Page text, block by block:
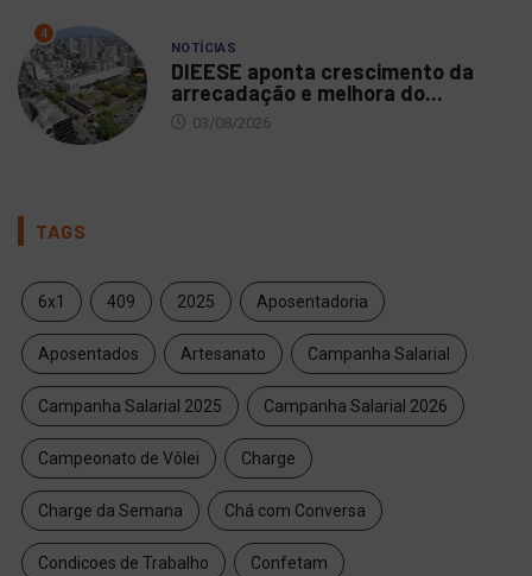
4
NOTÍCIAS
DIEESE aponta crescimento da
arrecadação e melhora do...
03/08/2026
TAGS
6x1 409 2025 Aposentadoria
Aposentados Artesanato Campanha Salarial
Campanha Salarial 2025 Campanha Salarial 2026
Campeonato de Vôlei Charge
Charge da Semana Chá com Conversa
Condicoes de Trabalho Confetam